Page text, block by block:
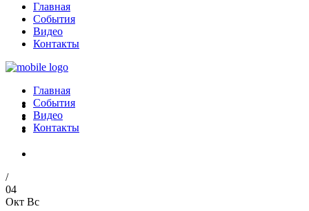
Главная
События
Видео
Контакты
Главная
События
Видео
Контакты
/
04
Окт Вс